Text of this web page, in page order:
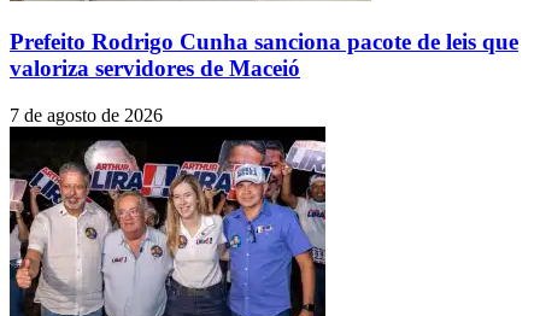
Prefeito Rodrigo Cunha sanciona pacote de leis que
valoriza servidores de Maceió
7 de agosto de 2026